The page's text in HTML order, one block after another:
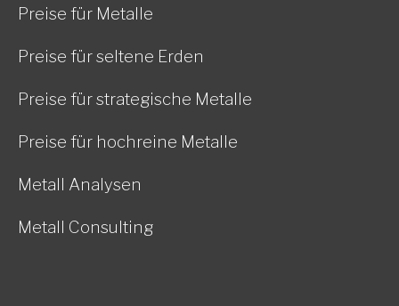
Preise für Metalle
Preise für seltene Erden
Preise für strategische Metalle
Preise für hochreine Metalle
Metall Analysen
Metall Consulting